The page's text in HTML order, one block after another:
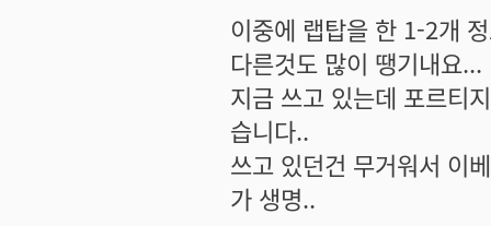
이중에 랩탑을 한 1-2개
다른것도 많이 땡기내요...
지금 쓰고 있는데 포르티
습니다..
쓰고 있던건 무거워서 이
가 생명..